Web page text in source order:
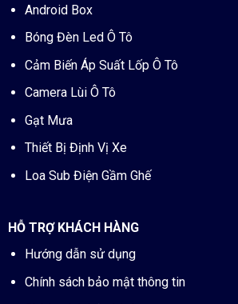
Android Box
Bóng Đèn Led Ô Tô
Cảm Biến Áp Suất Lốp Ô Tô
Camera Lùi Ô Tô
Gạt Mưa
Thiết Bị Định Vị Xe
Loa Sub Điện Gầm Ghế
HỖ TRỢ KHÁCH HÀNG
Hướng dẫn sử dụng
Chính sách bảo mật thông tin